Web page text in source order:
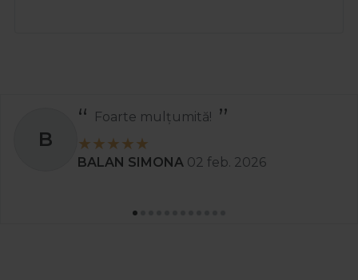
B
Foarte mulțumită!
BALAN SIMONA 02 feb. 2026